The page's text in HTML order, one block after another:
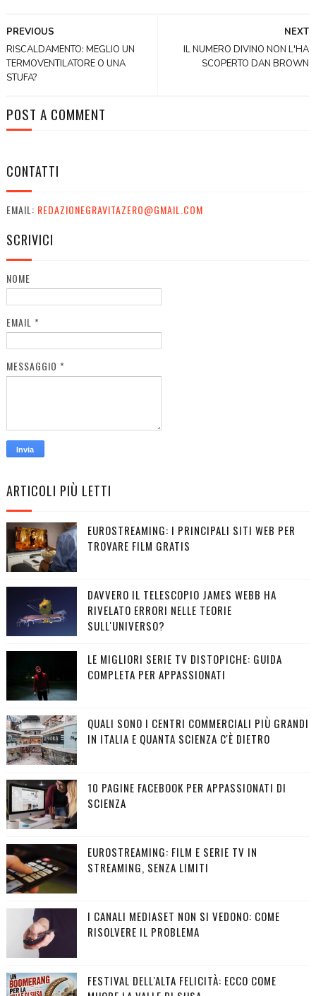
NEXT
IL NUMERO DIVINO NON L'HA
SCOPERTO DAN BROWN
PREVIOUS
RISCALDAMENTO: MEGLIO UN
TERMOVENTILATORE O UNA
STUFA?
POST A COMMENT
CONTATTI
EMAIL: REDAZIONEGRAVITAZERO@GMAIL.COM
SCRIVICI
NOME
EMAIL *
MESSAGGIO *
ARTICOLI PIÙ LETTI
EUROSTREAMING: I PRINCIPALI SITI WEB PER
TROVARE FILM GRATIS
DAVVERO IL TELESCOPIO JAMES WEBB HA
RIVELATO ERRORI NELLE TEORIE
SULL'UNIVERSO?
LE MIGLIORI SERIE TV DISTOPICHE: GUIDA
COMPLETA PER APPASSIONATI
QUALI SONO I CENTRI COMMERCIALI PIÙ GRANDI
IN ITALIA E QUANTA SCIENZA C'È DIETRO
10 PAGINE FACEBOOK PER APPASSIONATI DI
SCIENZA
EUROSTREAMING: FILM E SERIE TV IN
STREAMING, SENZA LIMITI
I CANALI MEDIASET NON SI VEDONO: COME
RISOLVERE IL PROBLEMA
FESTIVAL DELL'ALTA FELICITÀ: ECCO COME